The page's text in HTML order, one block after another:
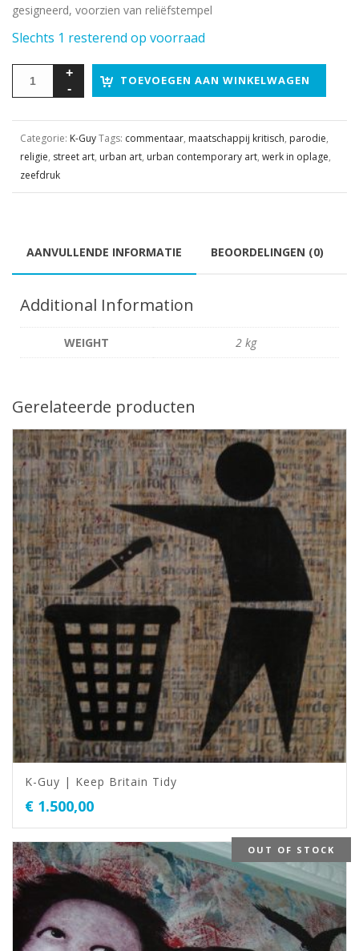
gesigneerd, voorzien van reliëfstempel
Slechts 1 resterend op voorraad
TOEVOEGEN AAN WINKELWAGEN
Categorie: K-GuyTags: commentaar, maatschappij kritisch, parodie,
religie, street art, urban art, urban contemporary art, werk in oplage,
zeefdruk
AANVULLENDE INFORMATIE BEOORDELINGEN (0)
Additional Information
WEIGHT 2 kg
Gerelateerde producten
K-Guy | Keep Britain Tidy
€ 1.500,00
OUT OF STOCK